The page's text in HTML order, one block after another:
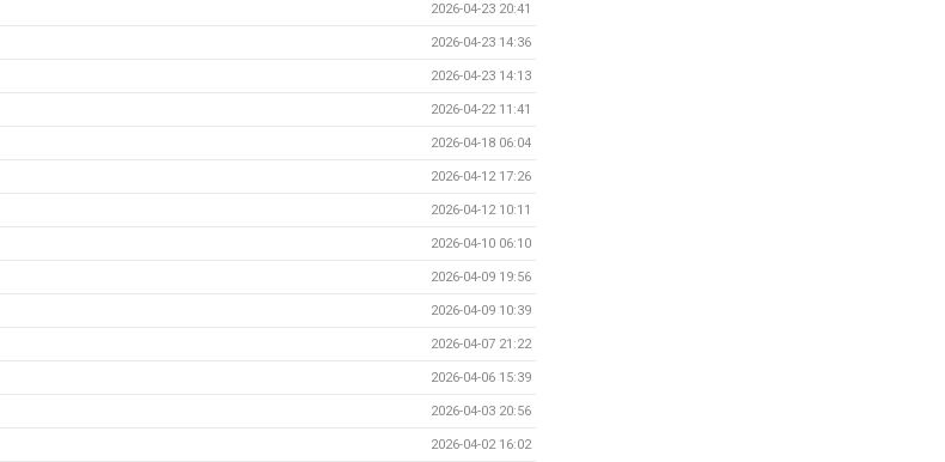
2026-04-23 20:41
2026-04-23 14:36
2026-04-23 14:13
2026-04-22 11:41
2026-04-18 06:04
2026-04-12 17:26
2026-04-12 10:11
2026-04-10 06:10
2026-04-09 19:56
2026-04-09 10:39
2026-04-07 21:22
2026-04-06 15:39
2026-04-03 20:56
2026-04-02 16:02